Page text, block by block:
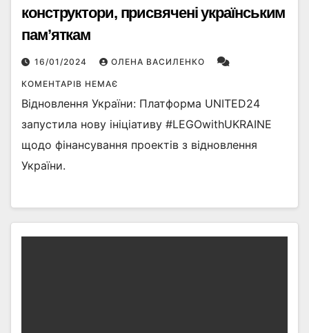
конструктори, присвячені українським
памʼяткам
16/01/2024 ОЛЕНА ВАСИЛЕНКО
КОМЕНТАРІВ НЕМАЄ
Відновлення України: Платформа UNITED24
запустила нову ініціативу #LEGOwithUKRAINE
щодо фінансування проектів з відновлення
України.